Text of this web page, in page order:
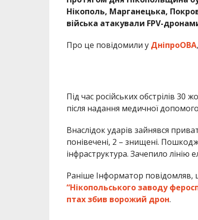
Нікополь, Марганецька,
війська атакували FPV-
Про це повідомили у ДніпроОВА
Під час російських обстрілів 30
після надання медичної
Внаслідок ударів зайнявся
понівечені, 2 – знищені.
інфраструктура. Зачепило лінію
Раніше Інформатор повідомляв,
“Нікопольського заводу
птах збив ворожий дрон.